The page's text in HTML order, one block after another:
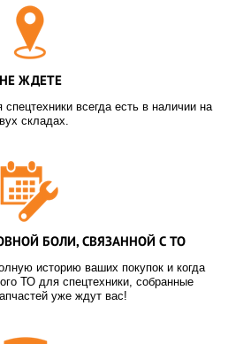
НЕ ЖДЕТЕ
всегда есть в наличии на
складах.
БОЛИ, СВЯЗАННОЙ С ТО
историю ваших покупок и когда
ТО для спецтехники, собранные
уже ждут вас!